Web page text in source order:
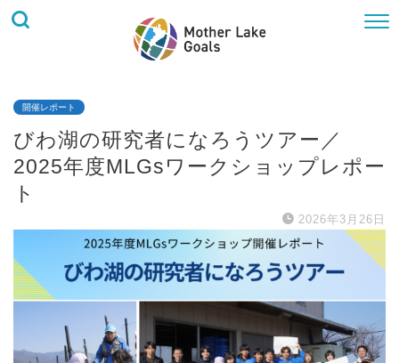
開催レポート
びわ湖の研究者になろうツアー／
2025年度MLGsワークショップレポー
ト
2026年3月26日